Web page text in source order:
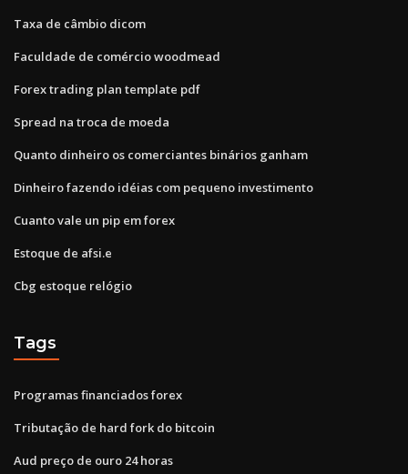
Taxa de câmbio dicom
Faculdade de comércio woodmead
Forex trading plan template pdf
Spread na troca de moeda
Quanto dinheiro os comerciantes binários ganham
Dinheiro fazendo idéias com pequeno investimento
Cuanto vale un pip em forex
Estoque de afsi.e
Cbg estoque relógio
Tags
Programas financiados forex
Tributação de hard fork do bitcoin
Aud preço de ouro 24 horas